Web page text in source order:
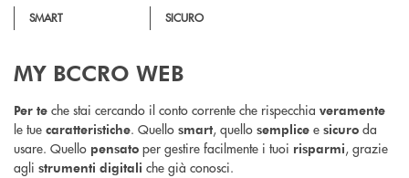
SMART SICURO
MY BCCRO WEB
Per te che stai cercando il conto corrente che rispecchia veramente
le tue caratteristiche. Quello smart, quello semplice e sicuro da
usare. Quello pensato per gestire facilmente i tuoi risparmi, grazie
agli strumenti digitali che già conosci.